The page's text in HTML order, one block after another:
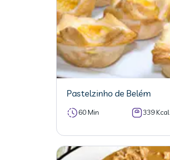
Pastelzinho de Belém
60 Min 339 Kcal